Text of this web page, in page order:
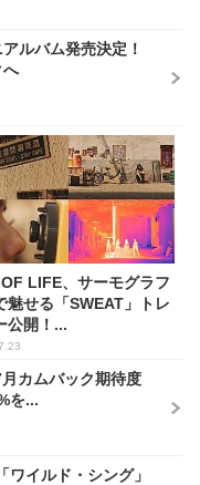
ルバム発売決定！
へ
LIFE、サーモグラフ
魅せる「SWEAT」トレ
公開！...
カムバック期待度
を...
ワイルド・シング」